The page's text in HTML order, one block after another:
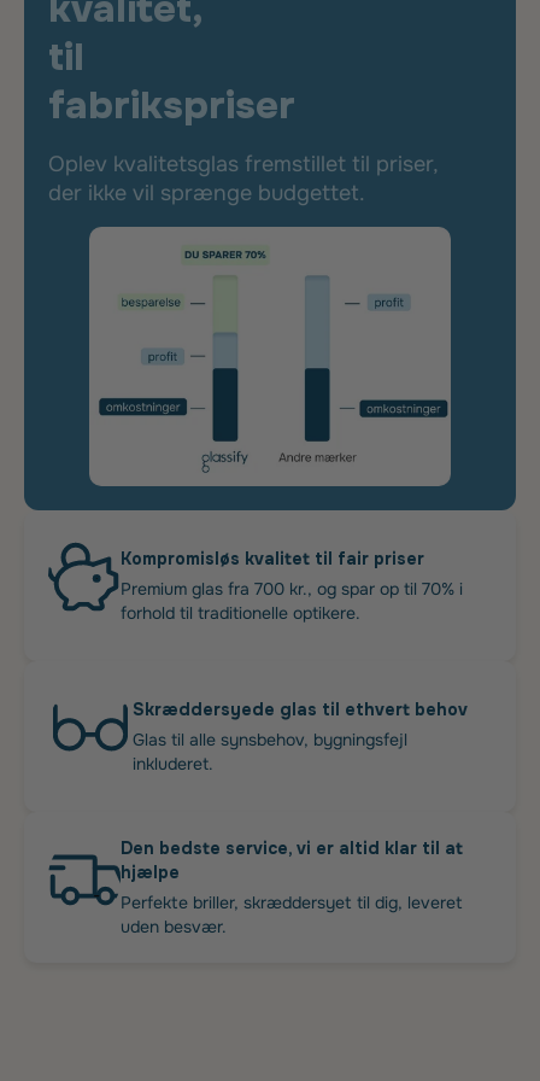
til
fabrikspriser
Oplev kvalitetsglas fremstillet til priser,
der ikke vil sprænge budgettet.
Kompromisløs kvalitet til fair priser
Premium glas fra 700 kr., og spar op til 70% i
forhold til traditionelle optikere.
Skræddersyede glas til ethvert behov
Glas til alle synsbehov, bygningsfejl
inkluderet.
Den bedste service, vi er altid klar til at
hjælpe
Perfekte briller, skræddersyet til dig, leveret
uden besvær.